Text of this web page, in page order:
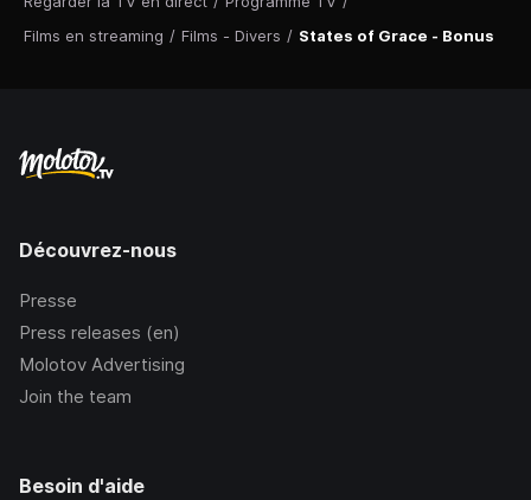
Films en streaming / Films - Divers / States of Grace - Bonus
Découvrez-nous
Presse
Press releases (en)
Molotov Advertising
Join the team
Besoin d'aide